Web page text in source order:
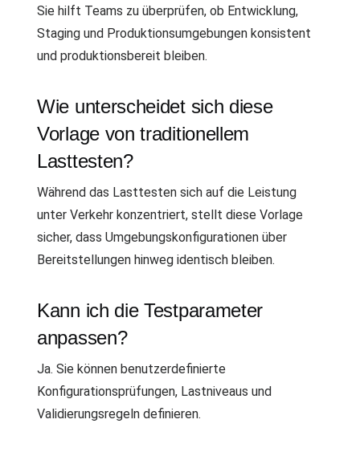
Sie hilft Teams zu überprüfen, ob Entwicklung,
Staging und Produktionsumgebungen konsistent
und produktionsbereit bleiben.
Wie unterscheidet sich diese
Vorlage von traditionellem
Lasttesten?
Während das Lasttesten sich auf die Leistung
unter Verkehr konzentriert, stellt diese Vorlage
sicher, dass Umgebungskonfigurationen über
Bereitstellungen hinweg identisch bleiben.
Kann ich die Testparameter
anpassen?
Ja. Sie können benutzerdefinierte
Konfigurationsprüfungen, Lastniveaus und
Validierungsregeln definieren.